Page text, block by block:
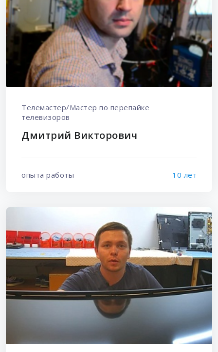
Телемастер/Мастер по перепайке
телевизоров
Дмитрий Викторович
опыта работы 10 лет